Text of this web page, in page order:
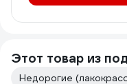
Этот товар из
Недорогие